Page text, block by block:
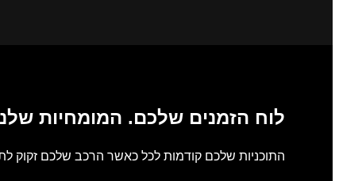
לוח הזמנים שלכם. המומחיות
התוכניות שלכם קודמות לכל כאשר הרכב שלכם זקוק